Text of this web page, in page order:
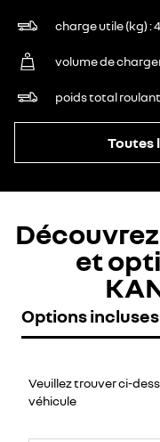
charge utile (kg)
volume de
poids total
Toutes
et
Options incluses
Veuillez trouver ci-
véhicule